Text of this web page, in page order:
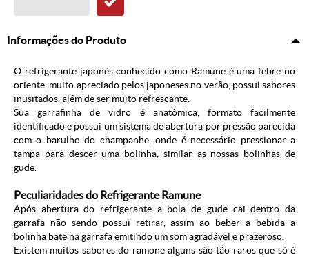
Informações do Produto
O refrigerante japonês conhecido como Ramune é uma febre no
oriente, muito apreciado pelos japoneses no verão, possui sabores
inusitados, além de ser muito refrescante.
Sua garrafinha de vidro é anatômica, formato facilmente
identificado e possui um sistema de abertura por pressão parecida
com o barulho do champanhe, onde é necessário pressionar a
tampa para descer uma bolinha, similar as nossas bolinhas de
gude.
Peculiaridades do Refrigerante Ramune
Após abertura do refrigerante a bola de gude cai dentro da
garrafa não sendo possui retirar, assim ao beber a bebida a
bolinha bate na garrafa emitindo um som agradável e prazeroso.
Existem muitos sabores do ramone alguns são tão raros que só é